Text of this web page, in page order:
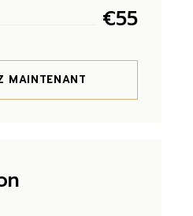
€55
MAINTENANT